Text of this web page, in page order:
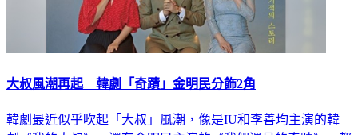
大叔風潮再起 韓劇「奇蹟」金明民分飾2角
韓劇最近似乎吹起「大叔」風潮，像是IU和李善均主演的韓